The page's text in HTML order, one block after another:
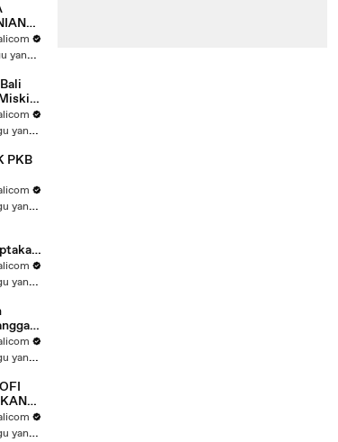
1 minggu yang lalu
Tau
2 minggu yang lalu
PKB
2 minggu yang lalu
Baru
2 minggu yang lalu
saja2 minggu yang lalu
2 minggu yang lalu